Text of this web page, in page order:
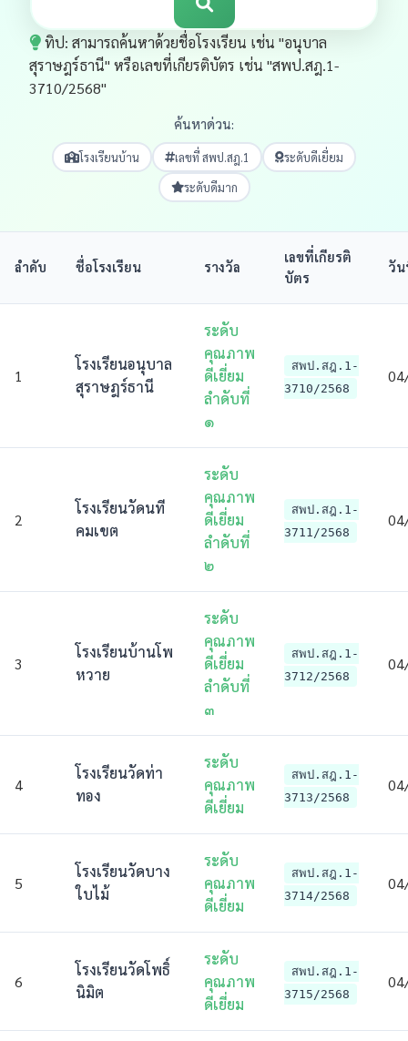
ทิป: สามารถค้นหาด้วยชื่อโรงเรียน เช่น "อนุบาล
สุราษฎร์ธานี" หรือเลขที่เกียรติบัตร เช่น "สพป.สฎ.1-
3710/2568"
ค้นหาด่วน:
โรงเรียนบ้าน เลขที่ สพป.สฎ.1
ระดับดีเยี่ยม
ระดับดีมาก
ลำดับ ชื่อโรงเรียน รางวัล
เลขที่เกียรติ
บัตร
วั
1
โรงเรียนอนุบาล
สุราษฎร์ธานี
ระดับ
คุณภาพ
ดีเยี่ยม
ลําดับที่
๑
สพป.สฎ.1-
3710/2568
2
โรงเรียนวัดนที
คมเขต
ระดับ
คุณภาพ
ดีเยี่ยม
ลําดับที่
๒
สพป.สฎ.1-
3711/2568
3
โรงเรียนบ้านโพ
หวาย
ระดับ
คุณภาพ
ดีเยี่ยม
ลําดับที่
๓
สพป.สฎ.1-
3712/2568
4
โรงเรียนวัดท่า
ทอง
ระดับ
คุณภาพ
ดีเยี่ยม
สพป.สฎ.1-
3713/2568
5
โรงเรียนวัดบาง
ใบไม้
ระดับ
คุณภาพ
ดีเยี่ยม
สพป.สฎ.1-
3714/2568
6
โรงเรียนวัดโพธิ์
นิมิต
ระดับ
คุณภาพ
ดีเยี่ยม
สพป.สฎ.1-
3715/2568